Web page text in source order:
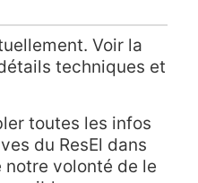
Voir la
techniques et
toutes les infos
du ResEl dans
notre volonté de le